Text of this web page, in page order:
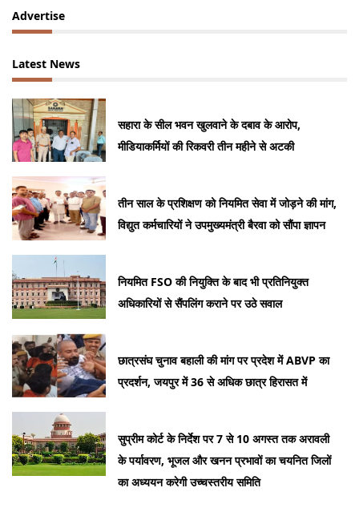
Advertise
Latest News
सहारा के सील भवन खुलवाने के दबाव के आरोप,
मीडियाकर्मियों की रिकवरी तीन महीने से अटकी
तीन साल के प्रशिक्षण को नियमित सेवा में जोड़ने की मांग,
विद्युत कर्मचारियों ने उपमुख्यमंत्री बैरवा को सौंपा ज्ञापन
नियमित FSO की नियुक्ति के बाद भी प्रतिनियुक्त
अधिकारियों से सैंपलिंग कराने पर उठे सवाल
छात्रसंघ चुनाव बहाली की मांग पर प्रदेश में ABVP का
प्रदर्शन, जयपुर में 36 से अधिक छात्र हिरासत में
सुप्रीम कोर्ट के निर्देश पर 7 से 10 अगस्त तक अरावली
के पर्यावरण, भूजल और खनन प्रभावों का चयनित जिलों
का अध्ययन करेगी उच्चस्तरीय समिति